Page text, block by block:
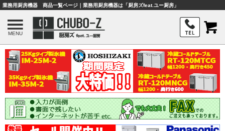
業務用厨房機器 商品一覧ページ｜業務用厨房機器は「厨房ズfeat.ユー厨房」
MENU